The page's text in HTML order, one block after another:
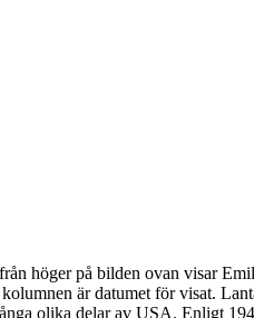
höger på bilden ovan visar
är datumet för visat.
olika delar av USA. Enligt